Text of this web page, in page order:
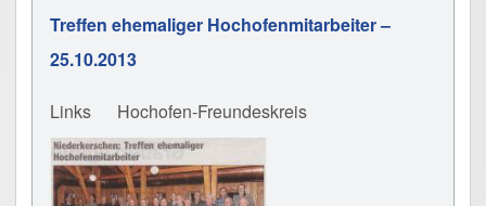
Treffen ehemaliger Hochofenmitarbeiter –
25.10.2013
Links Hochofen-Freundeskreis